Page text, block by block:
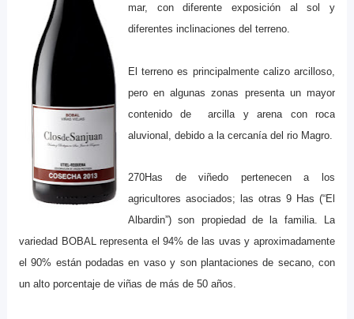
mar, con diferente exposición al sol y
diferentes inclinaciones del terreno.
El terreno es principalmente calizo arcilloso,
pero en algunas zonas presenta un mayor
contenido de arcilla y arena con roca
aluvional, debido a la cercanía del rio Magro.
270Has de viñedo pertenecen a los
agricultores asociados; las otras 9 Has (“El
Albardin”) son propiedad de la familia. La
variedad BOBAL representa el 94% de las uvas y aproximadamente
el 90% están podadas en vaso y son plantaciones de secano, con
un alto porcentaje de viñas de más de 50 años.